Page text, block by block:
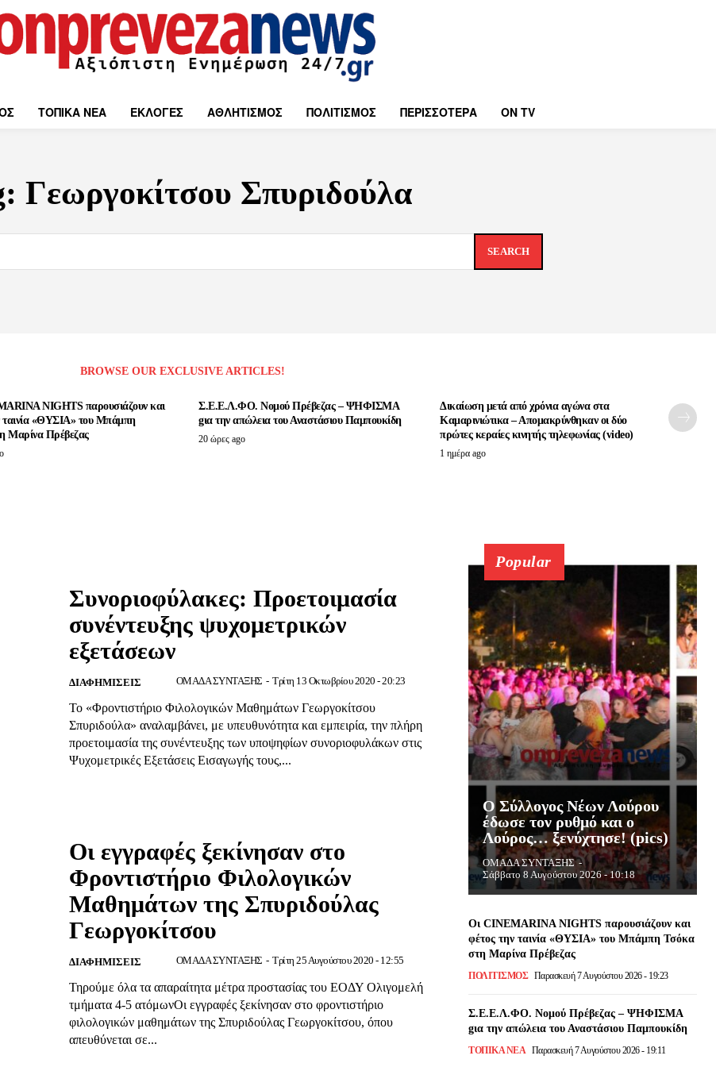
ΤΟΠΙΚΑ ΝΕΑ ΕΚΛΟΓΕΣ ΑΘΛΗΤΙΣΜΟΣ ΠΟΛΙΤΙΣΜΟΣ ΠΕΡΙΣΣΟΤΕΡΑ ON TV
Γεωργοκίτσου Σπυριδούλα
SEARCH
BROWSE OUR EXCLUSIVE ARTICLES!
NIGHTS παρουσιάζουν και
ταινία «ΘΥΣΙΑ» του Μπάμπη
Μαρίνα Πρέβεζας
Σ.Ε.Ε.Λ.ΦΟ. Νομού Πρέβεζας – ΨΗΦΙΣΜΑ
gια την απώλεια του Αναστάσιου Παμπουκίδη
20 ώρες ago
Δικαίωση μετά από χρόνια αγώνα στα
Καμαρινιώτικα – Απομακρύνθηκαν οι δύο
πρώτες κεραίες κινητής τηλεφωνίας (video)
1 ημέρα ago
Συνοριοφύλακες: Προετοιμασία
συνέντευξης ψυχομετρικών
εξετάσεων
ΔΙΑΦΗΜΙΣΕΙΣ ΟΜΑΔΑ ΣΥΝΤΑΞΗΣ - Τρίτη 13 Οκτωβρίου 2020 - 20:23
Το «Φροντιστήριο Φιλολογικών Μαθημάτων Γεωργοκίτσου
Σπυριδούλα» αναλαμβάνει, με υπευθυνότητα και εμπειρία, την πλήρη
προετοιμασία της συνέντευξης των υποψηφίων συνοριοφυλάκων στις
Ψυχομετρικές Εξετάσεις Εισαγωγής τους,...
Οι εγγραφές ξεκίνησαν στο
Φροντιστήριο Φιλολογικών
Μαθημάτων της Σπυριδούλας
Γεωργοκίτσου
ΔΙΑΦΗΜΙΣΕΙΣ ΟΜΑΔΑ ΣΥΝΤΑΞΗΣ - Τρίτη 25 Αυγούστου 2020 - 12:55
Τηρούμε όλα τα απαραίτητα μέτρα προστασίας του ΕΟΔΥ Ολιγομελή
τμήματα 4-5 ατόμωνΟι εγγραφές ξεκίνησαν στο φροντιστήριο
φιλολογικών μαθημάτων της Σπυριδούλας Γεωργοκίτσου, όπου
απευθύνεται σε...
Popular
Ο Σύλλογος Νέων Λούρου
έδωσε τον ρυθμό και ο
Λούρος… ξενύχτησε! (pics)
ΟΜΑΔΑ ΣΥΝΤΑΞΗΣ -
Σάββατο 8 Αυγούστου 2026 - 10:18
Οι CINEMARINA NIGHTS παρουσιάζουν και
φέτος την ταινία «ΘΥΣΙΑ» του Μπάμπη Τσόκα
στη Μαρίνα Πρέβεζας
ΠΟΛΙΤΙΣΜΌΣ Παρασκευή 7 Αυγούστου 2026 - 19:23
Σ.Ε.Ε.Λ.ΦΟ. Νομού Πρέβεζας – ΨΗΦΙΣΜΑ
gια την απώλεια του Αναστάσιου Παμπουκίδη
ΤΟΠΙΚΆ ΝΈΑ Παρασκευή 7 Αυγούστου 2026 - 19:11